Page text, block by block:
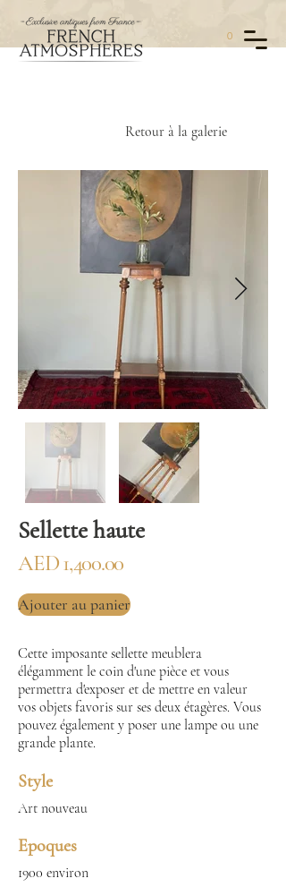
0
Retour à la galerie
Sellette haute
AED 1,400.00
Ajouter au panier
Cette imposante sellette meublera
élégamment le coin d'une pièce et vous
permettra d'exposer et de mettre en valeur
vos objets favoris sur ses deux étagères. Vous
pouvez également y poser une lampe ou une
grande plante.
Style
Art nouveau
Epoques
1900 environ